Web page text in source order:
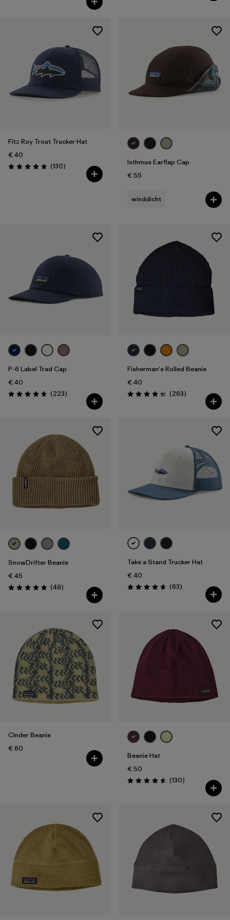
Fitz Roy Trout Trucker Hat
€ 40
Bewertung: 4.8 / 5
(130Rezensionen
)
Isthmus Earflap Cap
€ 55
winddicht
P-6 Label Trad Cap
€ 40
Bewertung: 4.7 / 5
(223Rezensionen
)
Fisherman's Rolled Beanie
€ 40
Bewertung: 4.3 / 5
(263Rezensionen
)
SnowDrifter Beanie
€ 45
Bewertung: 4.7 / 5
(49Rezensionen
)
Take a Stand Trucker Hat
€ 40
Bewertung: 4.7 / 5
(63Rezensionen
)
Cinder Beanie
€ 60
Beanie Hat
€ 50
Bewertung: 4.6 / 5
(130Rezensionen
)